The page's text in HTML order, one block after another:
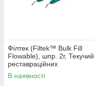
Філтек (Filtek™ Bulk Fill
Flowable), шпр. 2г, Текучий
реставраційних
рентгеноконтрастний
композит
В наявності